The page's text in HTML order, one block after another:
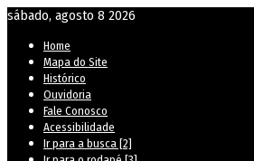
sábado, agosto 8 2026
Home
Mapa do Site
Histórico
Ouvidoria
Fale Conosco
Acessibilidade
Ir para a busca [2]